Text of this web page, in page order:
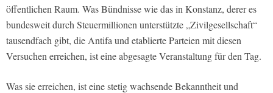
öffentlichen Raum. Was Bündnisse wie das in Konstanz, derer es
bundesweit durch Steuermillionen unterstützte „Zivilgesellschaft“
tausendfach gibt, die Antifa und etablierte Parteien mit diesen
Versuchen erreichen, ist eine abgesagte Veranstaltung für den Tag.
Was sie erreichen, ist eine stetig wachsende Bekanntheit und